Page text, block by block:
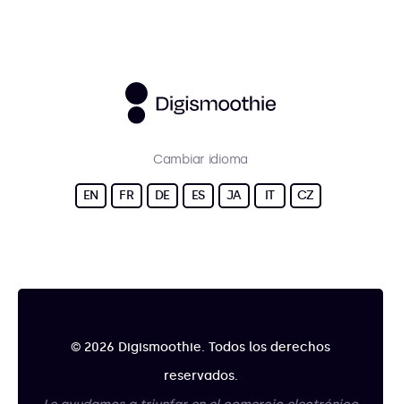
Cambiar idioma
EN FR DE ES JA IT CZ
© 2026 Digismoothie. Todos los derechos
reservados.